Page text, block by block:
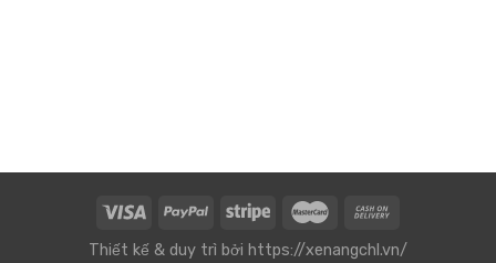
Thiết kế & duy trì bởi https://xenangchl.vn/